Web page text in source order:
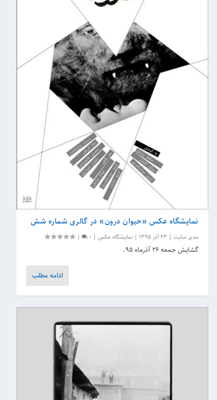
نمایشگاه عکس «حیوان درون» در گالری شماره شش
مدیر سایت | 23 آذر 1395 |نمایشگاه عکس |
0
|
گشایش جمعه ۲۶ آذرماه ۹۵.
ادامه مطلب